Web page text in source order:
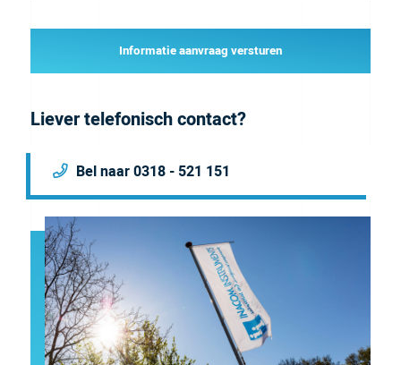
Informatie aanvraag versturen
Liever telefonisch contact?
Bel naar 0318 - 521 151